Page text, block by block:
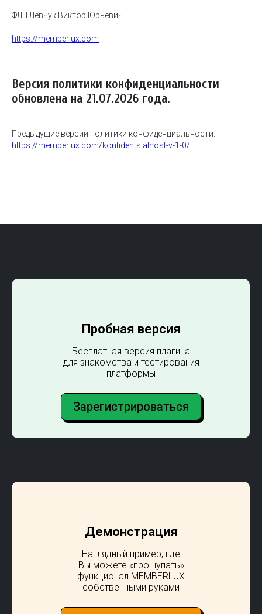
ФЛП Левчук Виктор Юрьевич
https://memberlux.com
Версия политики конфиденциальности
обновлена на 21.07.2026 года.
Предыдущие версии политики конфиденциальности:
https://memberlux.com/konfidentsialnost-v-1-0/
Бесплатная версия плагина
для знакомства и тестирования
платформы
Наглядный пример, где
Вы можете «прощупать»
функционал MEMBERLUX
собственными руками
Пробная версия
Демонстрация
Зарегистрироваться